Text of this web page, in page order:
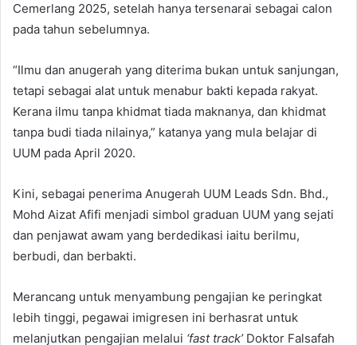
Cemerlang 2025, setelah hanya tersenarai sebagai calon
pada tahun sebelumnya.
“Ilmu dan anugerah yang diterima bukan untuk sanjungan,
tetapi sebagai alat untuk menabur bakti kepada rakyat.
Kerana ilmu tanpa khidmat tiada maknanya, dan khidmat
tanpa budi tiada nilainya,” katanya yang mula belajar di
UUM pada April 2020.
Kini, sebagai penerima Anugerah UUM Leads Sdn. Bhd.,
Mohd Aizat Afifi menjadi simbol graduan UUM yang sejati
dan penjawat awam yang berdedikasi iaitu berilmu,
berbudi, dan berbakti.
Merancang untuk menyambung pengajian ke peringkat
lebih tinggi, pegawai imigresen ini berhasrat untuk
melanjutkan pengajian melalui ‘fast track’Doktor Falsafah